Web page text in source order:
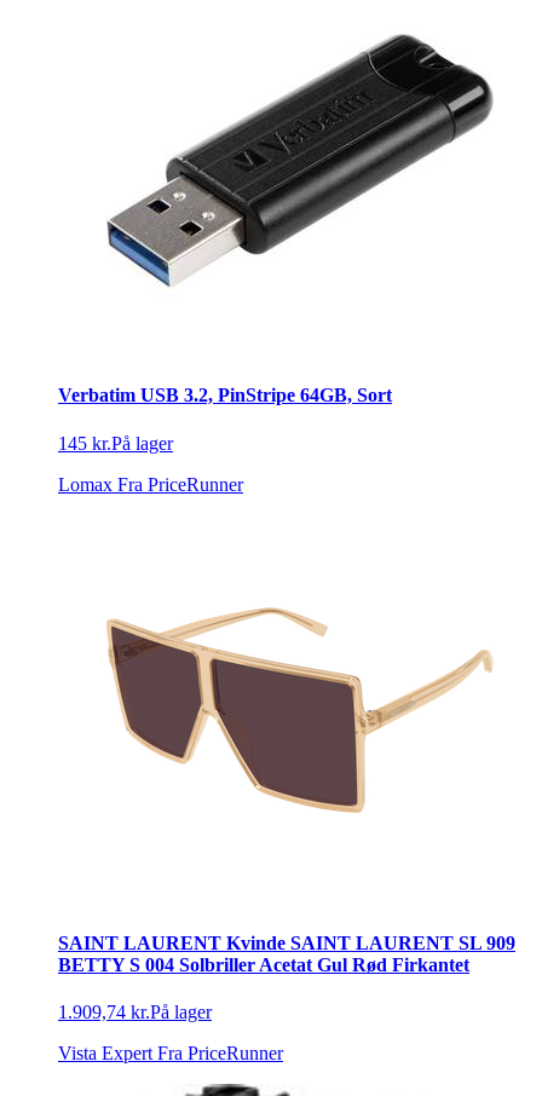
Verbatim USB 3.2, PinStripe 64GB, Sort
145 kr.På lager
Lomax Fra PriceRunner
SAINT LAURENT Kvinde SAINT LAURENT SL 909
BETTY S 004 Solbriller Acetat Gul Rød Firkantet
1.909,74 kr.På lager
Vista Expert Fra PriceRunner